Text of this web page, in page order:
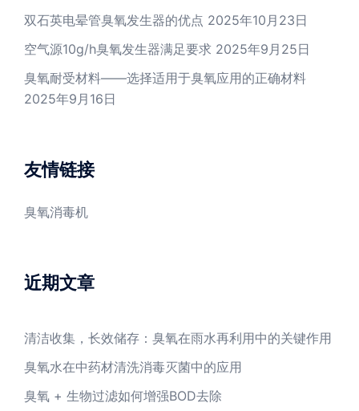
双石英电晕管臭氧发生器的优点 2025年10月23日
空气源10g/h臭氧发生器满足要求 2025年9月25日
臭氧耐受材料——选择适用于臭氧应用的正确材料
2025年9月16日
友情链接
臭氧消毒机
近期文章
清洁收集，长效储存：臭氧在雨水再利用中的关键作用
臭氧水在中药材清洗消毒灭菌中的应用
臭氧 + 生物过滤如何增强BOD去除